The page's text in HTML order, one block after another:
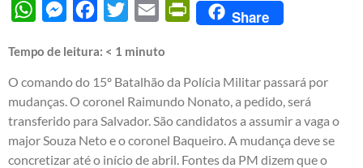
WhatsAppMessengerFacebook
Twitter Email PrintFriendly
Share
Tempo de leitura: < 1 minuto
O comando do 15º Batalhão da Polícia Militar passará por
mudanças. O coronel Raimundo Nonato, a pedido, será
transferido para Salvador. São candidatos a assumir a vaga o
major Souza Neto e o coronel Baqueiro. A mudança deve se
concretizar até o início de abril. Fontes da PM dizem que o